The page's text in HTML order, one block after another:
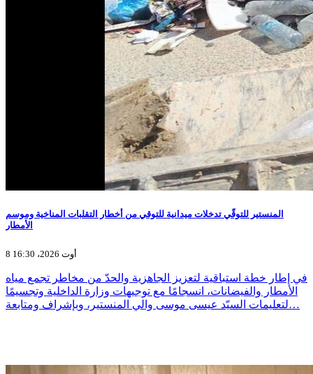
المنستير للتوقّي تدخلات ميدانية للتوقي من أخطار التقلبات المناخية وموسم
الأمطار
8 أوت 2026، 16:30
في إطار خطة استباقية لتعزيز الجاهزية والحدّ من مخاطر تجمع مياه
الأمطار والفيضانات، انسجامًا مع توجيهات وزارة الداخلية وتجسيمًا
لتعليمات السيّد عيسى موسى والي المنستير، وبإشراف ومتابعة…